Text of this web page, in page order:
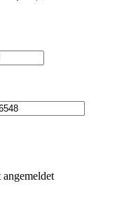
angemeldet